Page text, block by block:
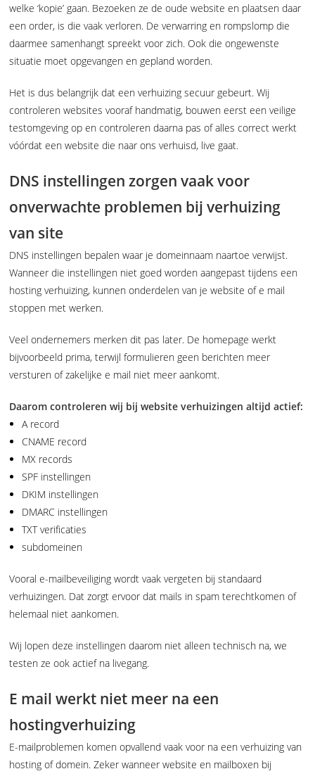
welke ‘kopie’ gaan. Bezoeken ze de oude website en plaatsen daar
een order, is die vaak verloren. De verwarring en rompslomp die
daarmee samenhangt spreekt voor zich. Ook die ongewenste
situatie moet opgevangen en gepland worden.
Het is dus belangrijk dat een verhuizing secuur gebeurt. Wij
controleren websites vooraf handmatig, bouwen eerst een veilige
testomgeving op en controleren daarna pas of alles correct werkt
vóórdat een website die naar ons verhuisd, live gaat.
DNS instellingen zorgen vaak voor
onverwachte problemen bij verhuizing
van site
DNS instellingen bepalen waar je domeinnaam naartoe verwijst.
Wanneer die instellingen niet goed worden aangepast tijdens een
hosting verhuizing, kunnen onderdelen van je website of e mail
stoppen met werken.
Veel ondernemers merken dit pas later. De homepage werkt
bijvoorbeeld prima, terwijl formulieren geen berichten meer
versturen of zakelijke e mail niet meer aankomt.
Daarom controleren wij bij website verhuizingen altijd actief:
A record
CNAME record
MX records
SPF instellingen
DKIM instellingen
DMARC instellingen
TXT verificaties
subdomeinen
Vooral e-mailbeveiliging wordt vaak vergeten bij standaard
verhuizingen. Dat zorgt ervoor dat mails in spam terechtkomen of
helemaal niet aankomen.
Wij lopen deze instellingen daarom niet alleen technisch na, we
testen ze ook actief na livegang.
E mail werkt niet meer na een
hostingverhuizing
E-mailproblemen komen opvallend vaak voor na een verhuizing van
hosting of domein. Zeker wanneer website en mailboxen bij